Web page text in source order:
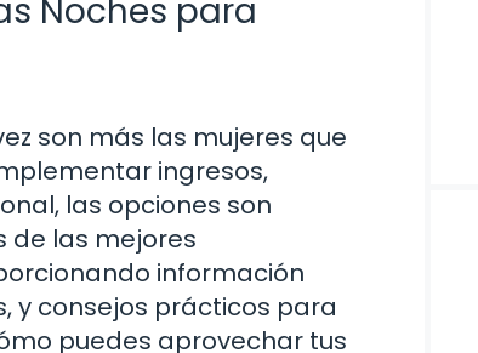
Noches para
son más las mujeres que
ingresos,
las opciones son
de las mejores
información
y consejos prácticos para
puedes aprovechar tus